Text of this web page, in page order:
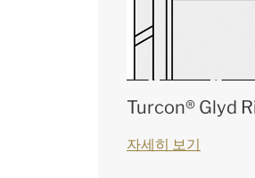
Turcon® Glyd
자세히 보기